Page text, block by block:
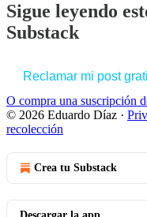
Sigue leyendo
Substack
Reclamar mi post
O compra una suscripción
© 2026 Eduardo Díaz ·
recolección
Crea tu Substack